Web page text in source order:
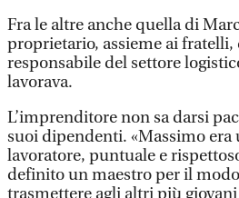
Fra le altre anche quella di
proprietario, assieme ai fratelli,
responsabile del settore
lavorava.
L’imprenditore non sa darsi
suoi dipendenti. «Massimo era
lavoratore, puntuale e
definito un maestro per il
trasmettere agli altri più giovani